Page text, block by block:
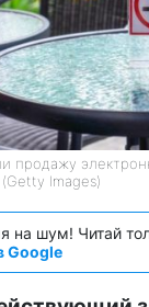
продажу
Images)
на шум! Читай
Google